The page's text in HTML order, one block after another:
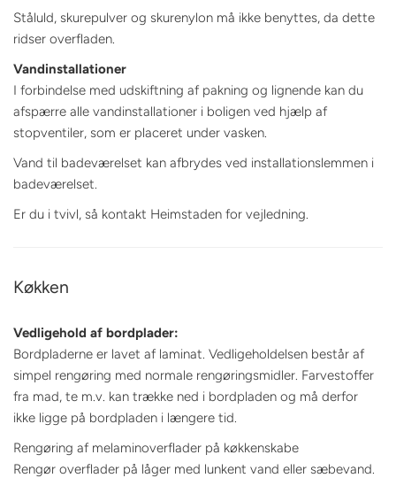
Ståluld, skurepulver og skurenylon må ikke benyttes, da dette
ridser overfladen.
Vandinstallationer
I forbindelse med udskiftning af pakning og lignende kan du
afspærre alle vandinstallationer i boligen ved hjælp af
stopventiler, som er placeret under vasken.
Vand til badeværelset kan afbrydes ved installationslemmen i
badeværelset.
Er du i tvivl, så kontakt Heimstaden for vejledning.
Køkken
Vedligehold af bordplader:
Bordpladerne er lavet af laminat. Vedligeholdelsen består af
simpel rengøring med normale rengøringsmidler. Farvestoffer
fra mad, te m.v. kan trække ned i bordpladen og må derfor
ikke ligge på bordpladen i længere tid.
Rengøring af melaminoverflader på køkkenskabe
Rengør overflader på låger med lunkent vand eller sæbevand.